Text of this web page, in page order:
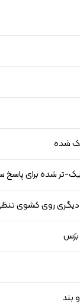
تر شده برای پاسخ
دیگری روی کشوی
بند